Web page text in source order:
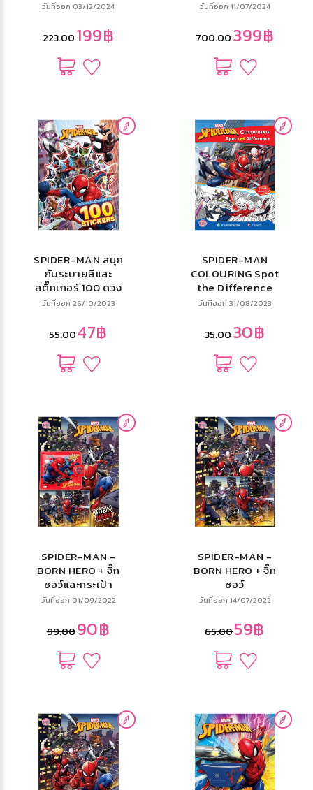
วันที่ออก 03/12/2024
223.00199฿
วันที่ออก 11/07/2024
700.00399฿
SPIDER-MAN สนุก
กับระบายสีและ
สติ๊กเกอร์ 100 ดวง
วันที่ออก 26/10/2023
55.0047฿
SPIDER-MAN
COLOURING Spot
the Difference
วันที่ออก 31/08/2023
35.0030฿
SPIDER-MAN -
BORN HERO + จิ๊ก
ซอว์และกระเป๋า
สตางค์
วันที่ออก 01/09/2022
99.0090฿
SPIDER-MAN -
BORN HERO + จิ๊ก
ซอว์
วันที่ออก 14/07/2022
65.0059฿